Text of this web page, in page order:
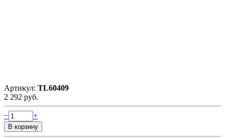
Артикул: TL60409
2 292 руб.
− +